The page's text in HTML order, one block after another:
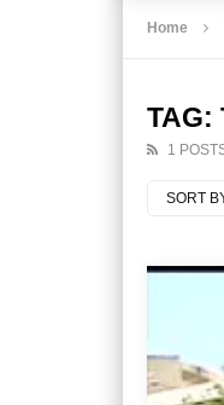
Home
TAG:
1
SORT